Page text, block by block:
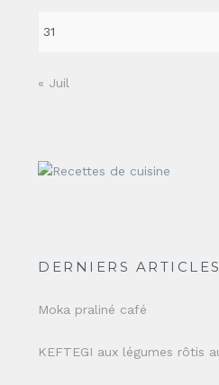
31
« Juil
DERNIERS ARTICLES
Moka praliné café
KEFTEGI aux légumes rôtis